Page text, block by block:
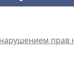
прав